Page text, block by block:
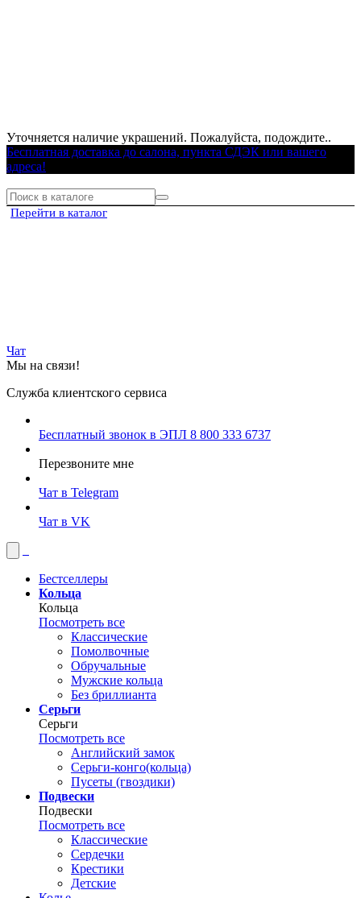
Уточняется наличие украшений. Пожалуйста, подождите..
Бесплатная доставка до салона, пункта СДЭК или вашего
адреса!
Перейти в каталог
Чат
Мы на связи!
Служба клиентского сервиса
Бесплатный звонок в ЭПЛ 8 800 333 6737
Перезвоните мне
Чат в Telegram
Чат в VK
Бестселлеры
Кольца
Кольца
Посмотреть все
Классические
Помолвочные
Обручальные
Мужские кольца
Без бриллианта
Серьги
Серьги
Посмотреть все
Английский замок
Серьги-конго(кольца)
Пусеты (гвоздики)
Подвески
Подвески
Посмотреть все
Классические
Сердечки
Крестики
Детские